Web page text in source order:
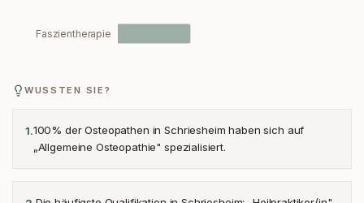
Faszientherapie
WUSSTEN SIE?
1.100% der Osteopathen in Schriesheim haben sich auf
„Allgemeine Osteopathie" spezialisiert.